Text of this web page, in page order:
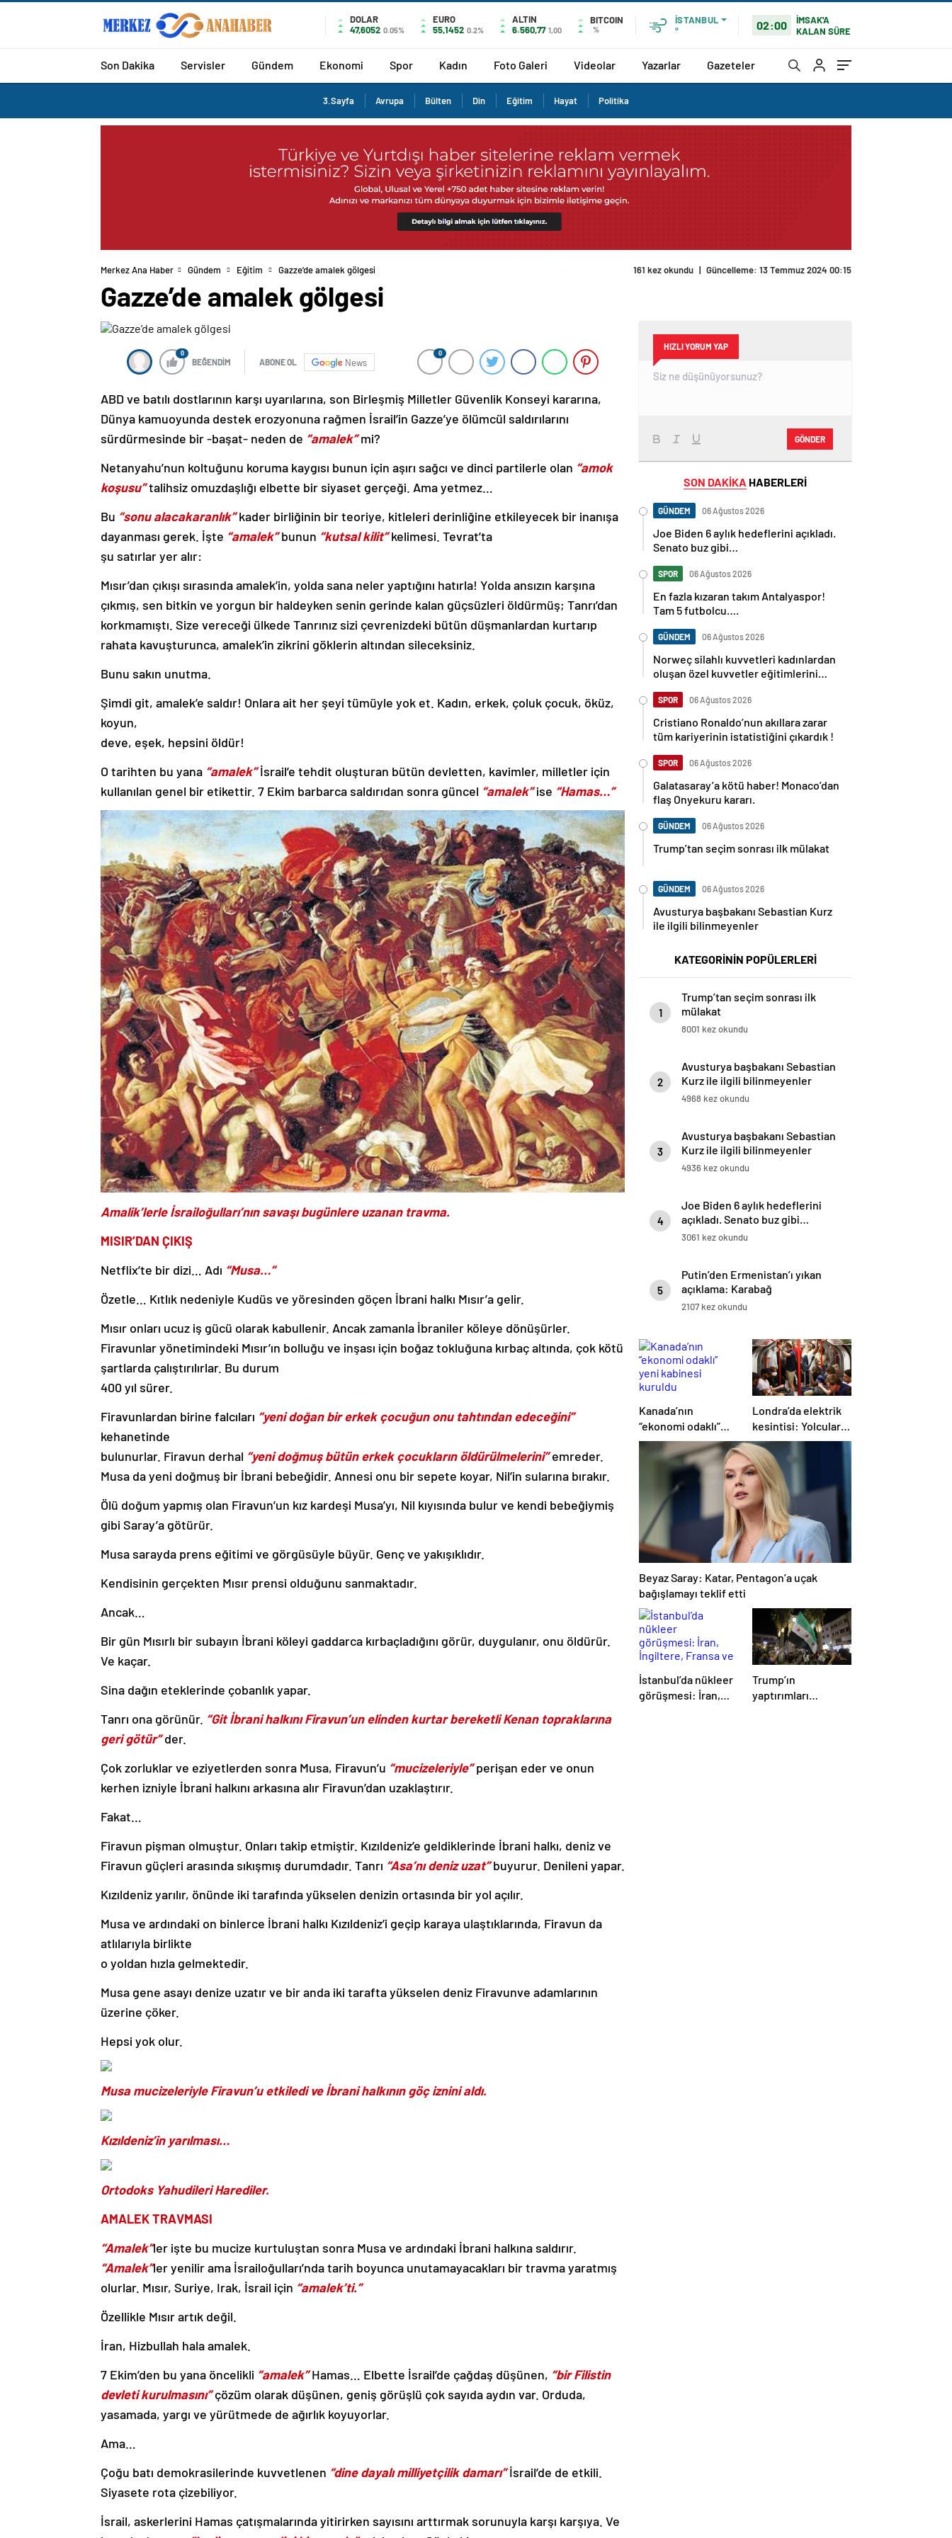
DOLAR
47,6052 0.05%
EURO
55,1452 0.2%
ALTIN
6.560,77 1,00
BITCOIN
%
İSTANBUL
°
02:00
İMSAK'A
KALAN SÜRE
Son Dakika Servisler Gündem Ekonomi Spor Kadın Foto Galeri Videolar Yazarlar Gazeteler
3.Sayfa Avrupa Bülten Din Eğitim Hayat Politika
Merkez Ana Haber Gündem Eğitim Gazze’de amalek gölgesi 161 kez okundu | Güncelleme: 13 Temmuz 2024 00:15
Gazze’de amalek gölgesi
0
BEĞENDİM ABONE OL News
0
ABD ve batılı dostlarının karşı uyarılarına, son Birleşmiş Milletler Güvenlik Konseyi kararına,
Dünya kamuoyunda destek erozyonuna rağmen İsrail’in Gazze’ye ölümcül saldırılarını
sürdürmesinde bir -başat- neden de “amalek”mi?
Netanyahu’nun koltuğunu koruma kaygısı bunun için aşırı sağcı ve dinci partilerle olan “amok
koşusu”talihsiz omuzdaşlığı elbette bir siyaset gerçeği. Ama yetmez…
Bu “sonu alacakaranlık”kader birliğinin bir teoriye, kitleleri derinliğine etkileyecek bir inanışa
dayanması gerek. İşte “amalek”bunun “kutsal kilit”kelimesi. Tevrat’ta
şu satırlar yer alır:
Mısır’dan çıkışı sırasında amalek’in, yolda sana neler yaptığını hatırla! Yolda ansızın karşına
çıkmış, sen bitkin ve yorgun bir haldeyken senin gerinde kalan güçsüzleri öldürmüş; Tanrı’dan
korkmamıştı. Size vereceği ülkede Tanrınız sizi çevrenizdeki bütün düşmanlardan kurtarıp
rahata kavuşturunca, amalek’in zikrini göklerin altından sileceksiniz.
Bunu sakın unutma.
Şimdi git, amalek’e saldır! Onlara ait her şeyi tümüyle yok et. Kadın, erkek, çoluk çocuk, öküz,
koyun,
deve, eşek, hepsini öldür!
O tarihten bu yana “amalek”İsrail’e tehdit oluşturan bütün devletten, kavimler, milletler için
kullanılan genel bir etikettir. 7 Ekim barbarca saldırıdan sonra güncel “amalek”ise “Hamas…”
Amalik’lerle İsrailoğulları’nın savaşı bugünlere uzanan travma.
MISIR’DAN ÇIKIŞ
Netflix’te bir dizi… Adı “Musa…”
Özetle… Kıtlık nedeniyle Kudüs ve yöresinden göçen İbrani halkı Mısır’a gelir.
Mısır onları ucuz iş gücü olarak kabullenir. Ancak zamanla İbraniler köleye dönüşürler.
Firavunlar yönetimindeki Mısır’ın bolluğu ve inşası için boğaz tokluğuna kırbaç altında, çok kötü
şartlarda çalıştırılırlar. Bu durum
400 yıl sürer.
Firavunlardan birine falcıları “yeni doğan bir erkek çocuğun onu tahtından edeceğini”
kehanetinde
bulunurlar. Firavun derhal “yeni doğmuş bütün erkek çocukların öldürülmelerini”emreder.
Musa da yeni doğmuş bir İbrani bebeğidir. Annesi onu bir sepete koyar, Nil’in sularına bırakır.
Ölü doğum yapmış olan Firavun’un kız kardeşi Musa’yı, Nil kıyısında bulur ve kendi bebeğiymiş
gibi Saray’a götürür.
Musa sarayda prens eğitimi ve görgüsüyle büyür. Genç ve yakışıklıdır.
Kendisinin gerçekten Mısır prensi olduğunu sanmaktadır.
Ancak…
Bir gün Mısırlı bir subayın İbrani köleyi gaddarca kırbaçladığını görür, duygulanır, onu öldürür.
Ve kaçar.
Sina dağın eteklerinde çobanlık yapar.
Tanrı ona görünür. “Git İbrani halkını Firavun’un elinden kurtar bereketli Kenan topraklarına
geri götür”der.
Çok zorluklar ve eziyetlerden sonra Musa, Firavun’u “mucizeleriyle”perişan eder ve onun
kerhen izniyle İbrani halkını arkasına alır Firavun’dan uzaklaştırır.
Fakat…
Firavun pişman olmuştur. Onları takip etmiştir. Kızıldeniz’e geldiklerinde İbrani halkı, deniz ve
Firavun güçleri arasında sıkışmış durumdadır. Tanrı “Asa’nı deniz uzat”buyurur. Denileni yapar.
Kızıldeniz yarılır, önünde iki tarafında yükselen denizin ortasında bir yol açılır.
Musa ve ardındaki on binlerce İbrani halkı Kızıldeniz’i geçip karaya ulaştıklarında, Firavun da
atlılarıyla birlikte
o yoldan hızla gelmektedir.
Musa gene asayı denize uzatır ve bir anda iki tarafta yükselen deniz Firavunve adamlarının
üzerine çöker.
Hepsi yok olur.
Musa mucizeleriyle Firavun’u etkiledi ve İbrani halkının göç iznini aldı.
Kızıldeniz’in yarılması…
Ortodoks Yahudileri Harediler.
AMALEK TRAVMASI
“Amalek”ler işte bu mucize kurtuluştan sonra Musa ve ardındaki İbrani halkına saldırır.
“Amalek”ler yenilir ama İsrailoğulları’nda tarih boyunca unutamayacakları bir travma yaratmış
olurlar. Mısır, Suriye, Irak, İsrail için “amalek’ti.”
Özellikle Mısır artık değil.
İran, Hizbullah hala amalek.
7 Ekim’den bu yana öncelikli “amalek”Hamas… Elbette İsrail’de çağdaş düşünen, “bir Filistin
devleti kurulmasını”çözüm olarak düşünen, geniş görüşlü çok sayıda aydın var. Orduda,
yasamada, yargı ve yürütmede de ağırlık koyuyorlar.
Ama…
Çoğu batı demokrasilerinde kuvvetlenen “dine dayalı milliyetçilik damarı”İsrail’de de etkili.
Siyasete rota çizebiliyor.
İsrail, askerlerini Hamas çatışmalarında yitirirken sayısını arttırmak sorunuyla karşı karşıya. Ve
HIZLI YORUM YAP
GÖNDER
SON DAKİKA HABERLERİ
GÜNDEM 06 Ağustos 2026
Joe Biden 6 aylık hedeflerini açıkladı.
Senato buz gibi…
SPOR 06 Ağustos 2026
En fazla kızaran takım Antalyaspor!
Tam 5 futbolcu….
GÜNDEM 06 Ağustos 2026
Norweç silahlı kuvvetleri kadınlardan
oluşan özel kuvvetler eğitimlerini
SPOR 06 Ağustos 2026
Cristiano Ronaldo’nun akıllara zarar
tüm kariyerinin istatistiğini çıkardık !
SPOR 06 Ağustos 2026
Galatasaray’a kötü haber! Monaco’dan
flaş Onyekuru kararı.
GÜNDEM 06 Ağustos 2026
Trump’tan seçim sonrası ilk mülakat
GÜNDEM 06 Ağustos 2026
Avusturya başbakanı Sebastian Kurz
ile ilgili bilinmeyenler
KATEGORİNİN POPÜLERLERİ
1
Trump’tan seçim sonrası ilk
mülakat
8001 kez okundu
2
Avusturya başbakanı Sebastian
Kurz ile ilgili bilinmeyenler
4968 kez okundu
3
Avusturya başbakanı Sebastian
Kurz ile ilgili bilinmeyenler
4936 kez okundu
4
Joe Biden 6 aylık hedeflerini
açıkladı. Senato buz gibi…
3061 kez okundu
5
Putin’den Ermenistan’ı yıkan
açıklama: Karabağ
Azerbaycan’ın ayrılmaz bir
2107 kez okundu
Kanada’nın
“ekonomi odaklı”
yeni kabinesi
kuruldu
Londra’da elektrik
kesintisi: Yolcular
metroda mahsur
kaldı
Beyaz Saray: Katar, Pentagon’a uçak
bağışlamayı teklif etti
İstanbul’da nükleer
görüşmesi: İran,
Trump’ın
yaptırımları